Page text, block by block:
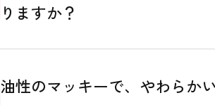
りますか？
油性のマッキーで、やわらか